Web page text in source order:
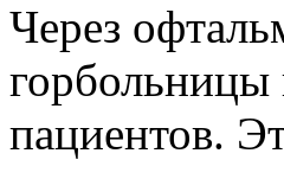
Через
горбольницы
пациентов.